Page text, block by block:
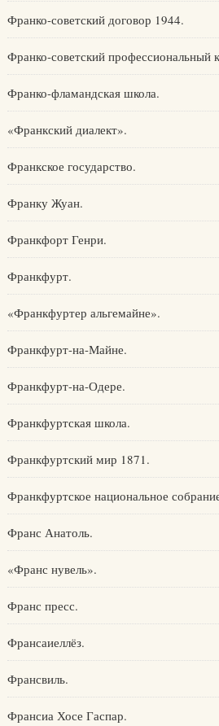
Франко-советский договор 1944.
Франко-советский профессиональный
Франко-фламандская школа.
«Франкский диалект».
Франкское государство.
Франку Жуан.
Франкфорт Генри.
Франкфурт.
«Франкфуртер альгемайне».
Франкфурт-на-Майне.
Франкфурт-на-Одере.
Франкфуртская школа.
Франкфуртский мир 1871.
Франкфуртское национальное
Франс Анатоль.
«Франс нувель».
Франс пресс.
Франсаиеллёз.
Франсвиль.
Франсиа Хосе Гаспар.